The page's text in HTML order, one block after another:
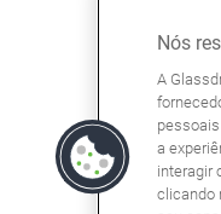
Nós
A
a
interagir
clicando